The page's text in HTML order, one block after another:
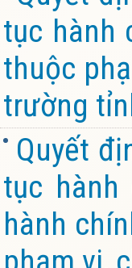
tục hành
thuộc
trường
Quyết
tục
hành